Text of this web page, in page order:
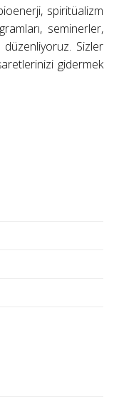
spiritüalizm
seminerler,
düzenliyoruz. Sizler
gidermek